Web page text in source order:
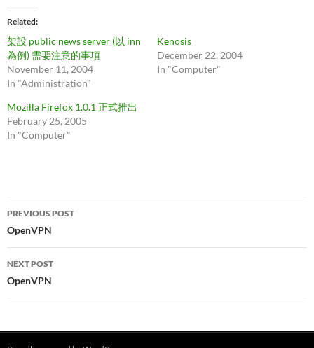
Related
架設 public news server (以 inn
為例) 需要注意的事項
November 11, 2004
In "Administration"
Kenosis
December 22, 2004
In "Computer"
Mozilla Firefox 1.0.1 正式推出
February 25, 2005
In "Computer"
Post
navigation
PREVIOUS POST
OpenVPN
NEXT POST
OpenVPN